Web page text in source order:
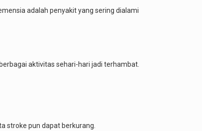
adalah penyakit yang sering dialami
aktivitas sehari-hari jadi terhambat.
stroke pun dapat berkurang.